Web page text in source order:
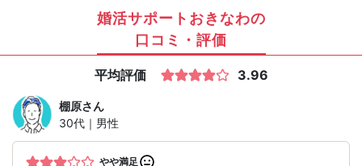
婚活サポートおきなわの
口コミ・評価
平均評価 3.96
棚原さん
30代｜男性
やや満足